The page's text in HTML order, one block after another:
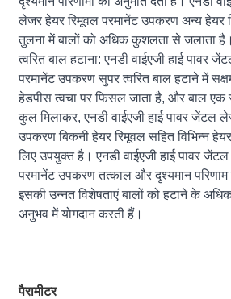
लेजर हेयर रिमूवल परमानेंट उपकरण अन्य हेयर
तुलना में बालों को अधिक कुशलता से जलाता है।
त्वरित बाल हटाना: एनडी वाईएजी हाई पावर
परमानेंट उपकरण सुपर त्वरित बाल हटाने में
हेडपीस त्वचा पर फिसल जाता है, और बाल
कुल मिलाकर, एनडी वाईएजी हाई पावर जेंटल
उपकरण बिकनी हेयर रिमूवल सहित विभिन्न
लिए उपयुक्त है। एनडी वाईएजी हाई पावर
परमानेंट उपकरण तत्काल और दृश्यमान
इसकी उन्नत विशेषताएं बालों को हटाने के
अनुभव में योगदान करती हैं।
पैरामीटर